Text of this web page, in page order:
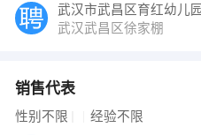
武汉市武昌区育红幼儿园
武汉武昌区徐家棚
销售代表
性别不限 经验不限